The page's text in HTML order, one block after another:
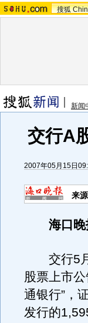
搜狐
新闻
交行A
2007年05月15日
来
海口
交行5月
股票上市
通银行”，
发行的